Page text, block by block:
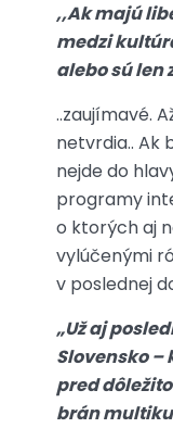
,,Ak majú
medzi
alebo sú len
..zaujímavé.
netvrdia.. Ak
nejde do
programy
o ktorých aj
vylúčenými
v poslednej
„Už aj
Slovensko –
pred
brán